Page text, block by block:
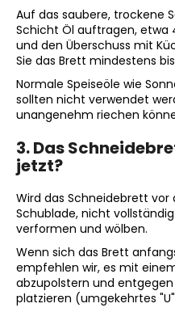
Auf das saubere, trockene
Schicht Öl auftragen, etwa
und den Überschuss mit
Sie das Brett mindestens
Normale Speiseöle wie
sollten nicht verwendet
unangenehm riechen
3. Das
jetzt?
Wird das Schneidebrett
Schublade, nicht
verformen und wölben.
Wenn sich das Brett
empfehlen wir, es mit
abzupolstern und
platzieren (umgekehrtes